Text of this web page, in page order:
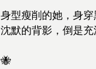
身型瘦削的她，身
沈默的背影，倒是充
🐝